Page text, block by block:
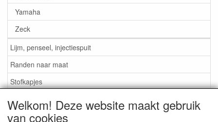
Yamaha
Zeck
Lijm, penseel, injectiespuit
Randen naar maat
Stofkapjes
Informatie
Welkom! Deze website maakt gebruik
van cookies